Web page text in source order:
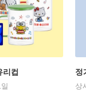
컵 정
상